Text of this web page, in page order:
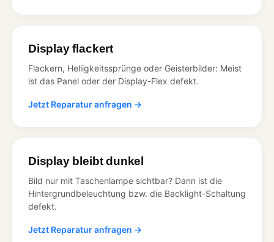
Display flackert
Flackern, Helligkeitssprünge oder Geisterbilder: Meist
ist das Panel oder der Display-Flex defekt.
Jetzt Reparatur anfragen →
Display bleibt dunkel
Bild nur mit Taschenlampe sichtbar? Dann ist die
Hintergrundbeleuchtung bzw. die Backlight-Schaltung
defekt.
Jetzt Reparatur anfragen →